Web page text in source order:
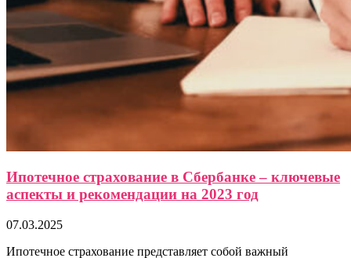
Ипотечное страхование в Сбербанке – ключевые
аспекты и рекомендации на 2023 год
07.03.2025
Ипотечное страхование представляет собой важный